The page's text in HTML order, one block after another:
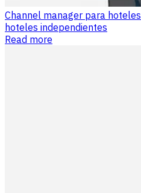
Channel manager para
hoteles independientes
Read more